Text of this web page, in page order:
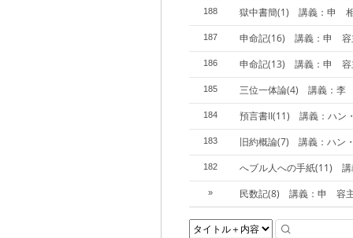
188 獄中書簡(1) 講義：申
187 申命記(16) 講義：申 容
186 申命記(13) 講義：申 容
185 三位一体論(4) 講義：
184 預言書II(11) 講義：ハン
183 旧約概論(7) 講義：ハン
182 へブル人への手紙(11)
» 民数記(8) 講義：申 容